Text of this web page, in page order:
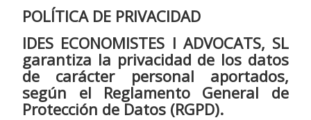
POLÍTICA DE PRIVACIDAD
IDES ECONOMISTES I ADVOCATS, SL
garantiza la privacidad de los datos
de carácter personal aportados,
según el Reglamento General de
Protección de Datos (RGPD).